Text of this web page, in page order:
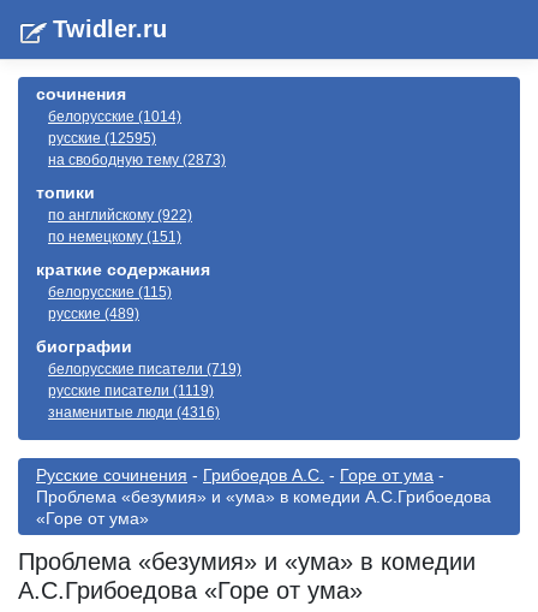
Twidler.ru
сочинения
белорусские (1014)
русские (12595)
на свободную тему (2873)
топики
по английскому (922)
по немецкому (151)
краткие содержания
белорусские (115)
русские (489)
биографии
белорусские писатели (719)
русские писатели (1119)
знаменитые люди (4316)
Русские сочинения - Грибоедов А.С. - Горе от ума -
Проблема «безумия» и «ума» в комедии А.С.Грибоедова
«Горе от ума»
Проблема «безумия» и «ума» в комедии
А.С.Грибоедова «Горе от ума»